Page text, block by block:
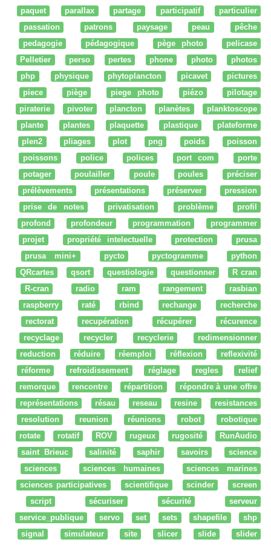
paquet
parallax partage participatif
particulier
passation
patrons paysage peau
pêche
pedagogie
pédagogique pège photo
pelicase
Pelletier
perso pertes phone photo
photos
php
physique phytoplancton picavet
pictures
piece
piège piege photo piézo
pilotage
piraterie
pivoter plancton planètes
planktoscope
plante
plantes plaquette plastique
plateforme
plen2
pliages plot png poids
poisson
poissons
police polices port com
porte
potager
poulailler poule poules
préciser
prélèvements
présentations préserver
pression
prise de notes
privatisation problème
profil
profond
profondeur programmation
programmer
projet
propriété intelectuelle protection
prusa
prusa mini+
pycto pyctogramme
python
QRcartes
qsort questiologie questionner
R cran
R-cran
radio ram rangement
rasbian
raspberry
raté rbind rechange
recherche
rectorat
recupération récupérer
récurence
recyclage
recycler recyclerie
redimensionner
reduction
réduire réemploi réflexion
reflexivité
réforme
refroidissement réglage regles
relief
remorque
rencontre répartition
répondre à une offre
représentations
résau reseau resine
resistances
resolution
reunion réunions robot
robotique
rotate
rotatif ROV rugeux rugosité
RunAudio
saint Brieuc
salinité saphir savoirs
science
sciences
sciences humaines
sciences marines
sciences participatives
scientifique scinder
screen
script
sécuriser sécurité
serveur
service_publique
servo set sets shapefile
shp
signal
simulateur site slicer slide
slider